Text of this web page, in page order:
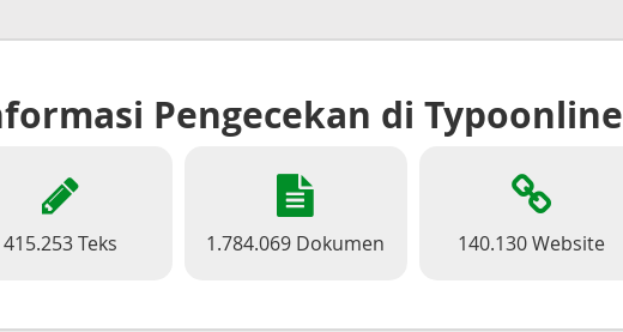
Pengecekan di Typoonline
415.253 Teks 1.784.069 Dokumen 140.130 Website